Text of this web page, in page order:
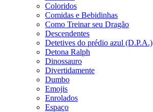
Coloridos
Comidas e Bebidinhas
Como Treinar seu Dragão
Descendentes
Detetives do prédio azul (D.P.A.)
Detona Ralph
Dinossauro
Divertidamente
Dumbo
Emojis
Enrolados
Espaço